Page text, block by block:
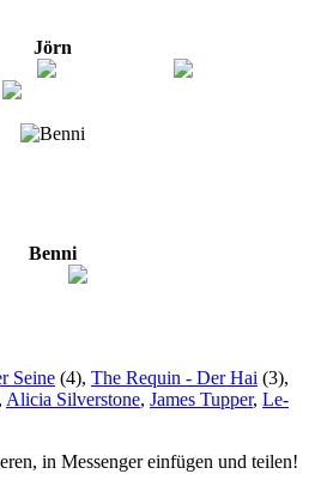
Jörn
Benni
Seine (4), The Requin - Der Hai (3),
Alicia Silverstone, James Tupper, Le-
in Messenger einfügen und teilen!